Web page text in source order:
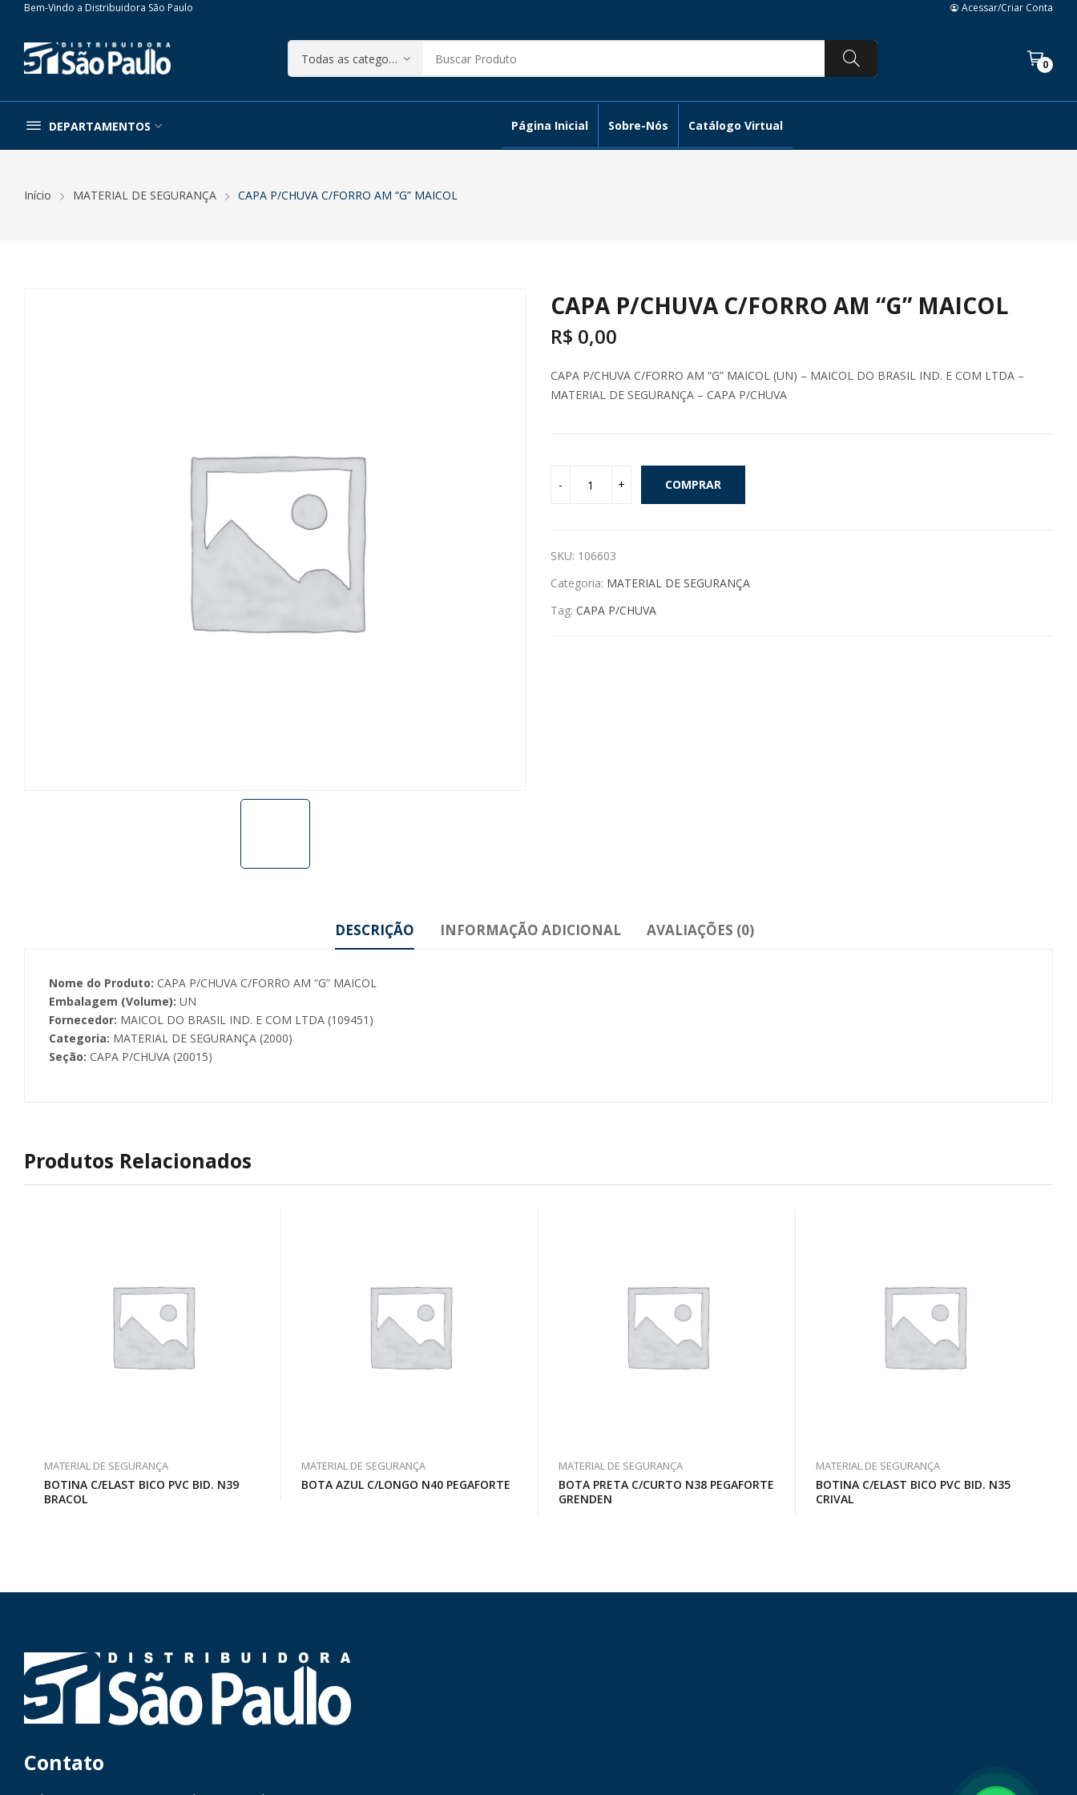
Bem-Vindo a Distribuidora São Paulo Acessar/Criar Conta
0
DEPARTAMENTOS Página Inicial Sobre-Nós Catálogo Virtual
Início MATERIAL DE SEGURANÇA CAPA P/CHUVA C/FORRO AM “G” MAICOL
CAPA P/CHUVA C/FORRO AM “G” MAICOL
R$ 0,00
CAPA P/CHUVA C/FORRO AM “G” MAICOL (UN) – MAICOL DO BRASIL IND. E COM LTDA –
MATERIAL DE SEGURANÇA – CAPA P/CHUVA
COMPRAR
SKU: 106603
Categoria: MATERIAL DE SEGURANÇA
Tag: CAPA P/CHUVA
DESCRIÇÃO INFORMAÇÃO ADICIONAL AVALIAÇÕES (0)
Nome do Produto: CAPA P/CHUVA C/FORRO AM “G” MAICOL
Embalagem (Volume): UN
Fornecedor: MAICOL DO BRASIL IND. E COM LTDA (109451)
Categoria: MATERIAL DE SEGURANÇA (2000)
Seção: CAPA P/CHUVA (20015)
Produtos Relacionados
MATERIAL DE SEGURANÇA
BOTINA C/ELAST BICO PVC BID. N39
BRACOL
MATERIAL DE SEGURANÇA
BOTA AZUL C/LONGO N40 PEGAFORTE
MATERIAL DE SEGURANÇA
BOTA PRETA C/CURTO N38 PEGAFORTE
GRENDEN
MATERIAL DE SEGURANÇA
BOTINA C/ELAST BICO PVC BID. N35
CRIVAL
Contato